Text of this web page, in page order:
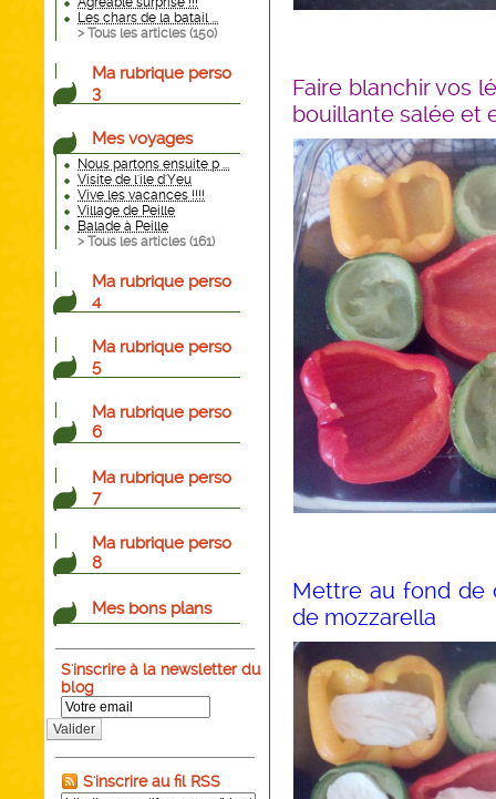
Les chars de la batail ...
> Tous les articles (150)
Ma rubrique perso
3
Mes voyages
Nous partons ensuite p ...
Visite de l'ile d'Yeu
Vive les vacances !!!!
Village de Peille
Balade à Peille
> Tous les articles (161)
Ma rubrique perso
4
Ma rubrique perso
5
Ma rubrique perso
6
Ma rubrique perso
7
Ma rubrique perso
8
Mes bons plans
S'inscrire à la newsletter du
blog
Valider
S'inscrire au fil RSS
Faire blanchir vos
bouillante salée et
Mettre au fond de
de mozzarella